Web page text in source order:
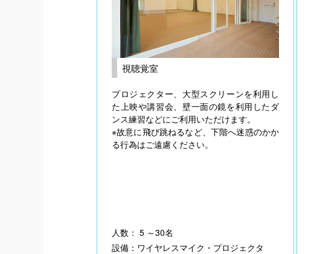
視聴覚室
プロジェクター、大型スクリーンを利用し
た上映や講習会、壁一面の鏡を利用したダ
ンス練習などにご利用いただけます。
※故意に飛び跳ねるなど、下階へ迷惑のかか
る行為はご遠慮ください。
人数： 5 ～30名
設備：ワイヤレスマイク・プロジェクタ